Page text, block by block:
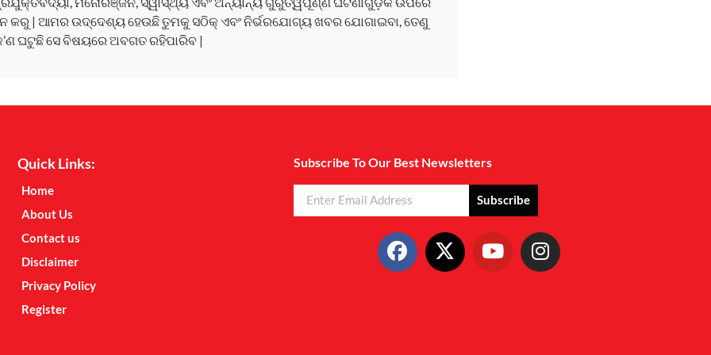
କରୁ | ଆମର ଉଦ୍ଦେଶ୍ୟ ହେଉଛି ତୁମକୁ ସଠିକ୍ ଏବଂ ନିର୍ଭରଯୋଗ୍ୟ ଖବର ଯୋଗାଇବା, ତେଣୁ
ଘଟୁଛି ସେ ବିଷୟରେ ଅବଗତ ରହିପାରିବ |
Quick Links:
Home
About Us
Contact us
Disclaimer
Privacy Policy
Register
Subscribe To Our Best Newsletters
Subscribe